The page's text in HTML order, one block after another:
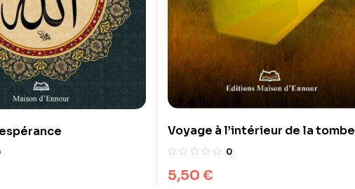
Voyage à l’intérieur de la tombe
0
5,50 €